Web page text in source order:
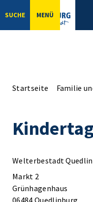
SUCHE MENÜ
Startseite Familie
Welterbestadt
Markt 2
Grünhagenhaus
06484 Quedlinburg